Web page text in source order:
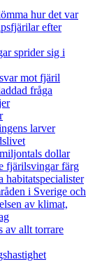
hur det var
efter
sprider sig i
mot fjäril
fråga
larver
dollar
fjärilsvingar färg
habitatspecialister
i Sverige och
av klimat,
av allt torrare